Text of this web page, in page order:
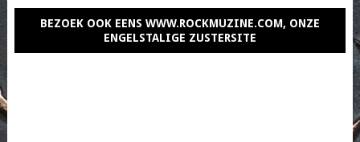
BEZOEK OOK EENS WWW.ROCKMUZINE.COM, ONZE
ENGELSTALIGE ZUSTERSITE